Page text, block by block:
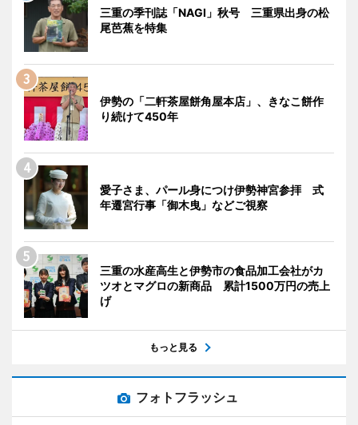
三重の季刊誌「NAGI」秋号 三重県出身の松
尾芭蕉を特集
伊勢の「二軒茶屋餅角屋本店」、きなこ餅作
り続けて450年
愛子さま、パール身につけ伊勢神宮参拝 式
年遷宮行事「御木曳」などご視察
三重の水産高生と伊勢市の食品加工会社がカ
ツオとマグロの新商品 累計1500万円の売上
げ
もっと見る
フォトフラッシュ